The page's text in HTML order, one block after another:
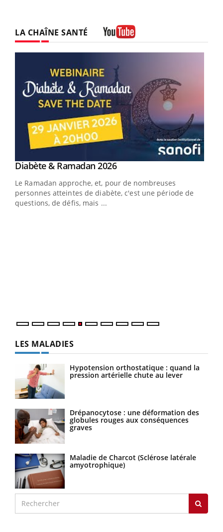
LA CHAÎNE SANTÉ
Youtube
Diabète & Ramadan 2026Youtube
Le Ramadan approche, et, pour de nombreuses
personnes atteintes de diabète, c'est une période de
questions, de défis, mais ...
LES MALADIES
Hypotension orthostatique : quand la
pression artérielle chute au lever
Drépanocytose : une déformation des
globules rouges aux conséquences
graves
Maladie de Charcot (Sclérose latérale
amyotrophique)